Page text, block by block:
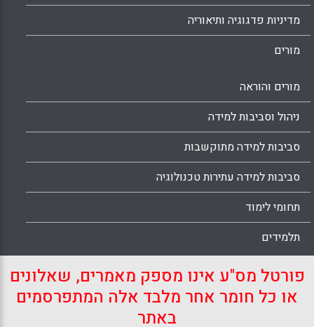
מדיניות פדגוגיה ותיאוריה
מורים
מורים והוראה
ניהול וסביבות למידה
סביבות למידה מתוקשבות
סביבות למידה עתירות טכנולוגיה
תחומי לימוד
תלמידים
פורטל מס"ע אינו מספק מאמרים, שאלונים
או כל חומר אחר מלבד אלה המתפרסמים
באתר